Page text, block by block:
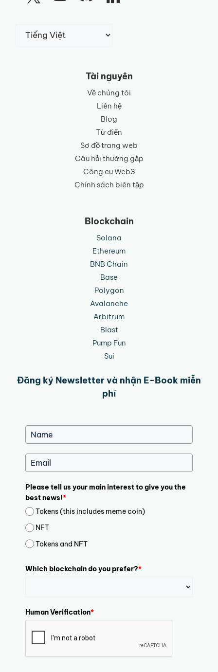
Chọn
một
Tài nguyên
Về chúng tôi
Liên hệ
Blog
Từ điển
Sơ đồ trang web
Câu hỏi thường gặp
Công cụ Web3
Chính sách biên tập
Blockchain
Solana
Ethereum
BNB Chain
Base
Polygon
Avalanche
Arbitrum
Blast
Pump Fun
Sui
Đăng ký Newsletter và nhận E-Book miễn
phí
Please tell us your main interest to give you the
best news!*
Tokens (this includes meme coin)
NFT
Tokens and NFT
Which blockchain do you prefer?*
Human Verification*